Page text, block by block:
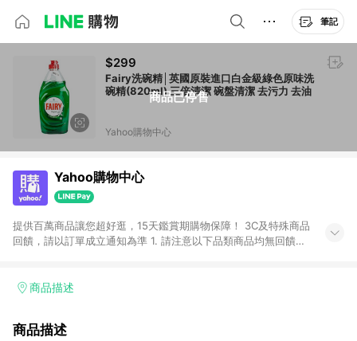
筆記
商品已停售
$299
Fairy洗碗精│英國原裝進口白金級綠色原味洗
碗精(820ml) 三倍清潔 碗盤清潔 去污力 去油
Yahoo購物中心
Yahoo購物中心
提供百萬商品讓您超好逛，15天鑑賞期購物保障！ 3C及特殊商品
回饋，請以訂單成立通知為準 1. 請注意以下品類商品均無回饋：
電玩/遊戲/相機/單眼/鏡頭/拍立得 [2024/6/1起適用] -內接硬
的購回饋活動享Yahoo超贈點回饋者 - 購物中心商店之商品：商
商品描述
商品描述